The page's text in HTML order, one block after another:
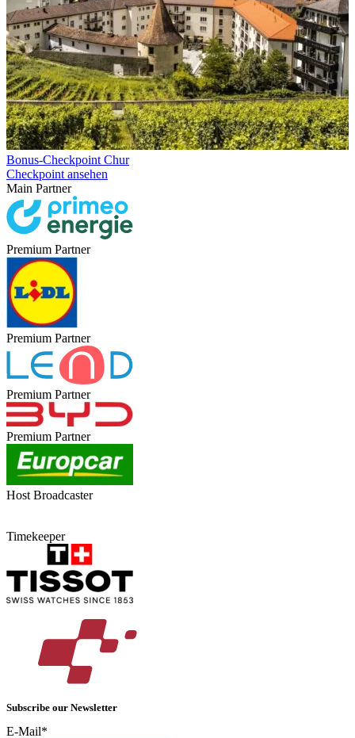
Bonus-Checkpoint Chur
Checkpoint ansehen
Main Partner
Premium Partner
Premium Partner
Premium Partner
Premium Partner
Host Broadcaster
Timekeeper
Subscribe our Newsletter
E-Mail*